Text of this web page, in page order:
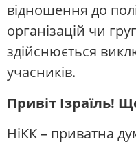
відношення до
організацій чи
здійснюється
учасників.
Привіт Ізраїль!
НіКК – приватна